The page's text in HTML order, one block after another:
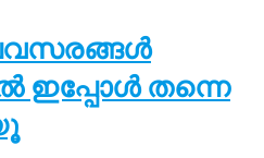
ഇപ്പോൾ തന്നെ